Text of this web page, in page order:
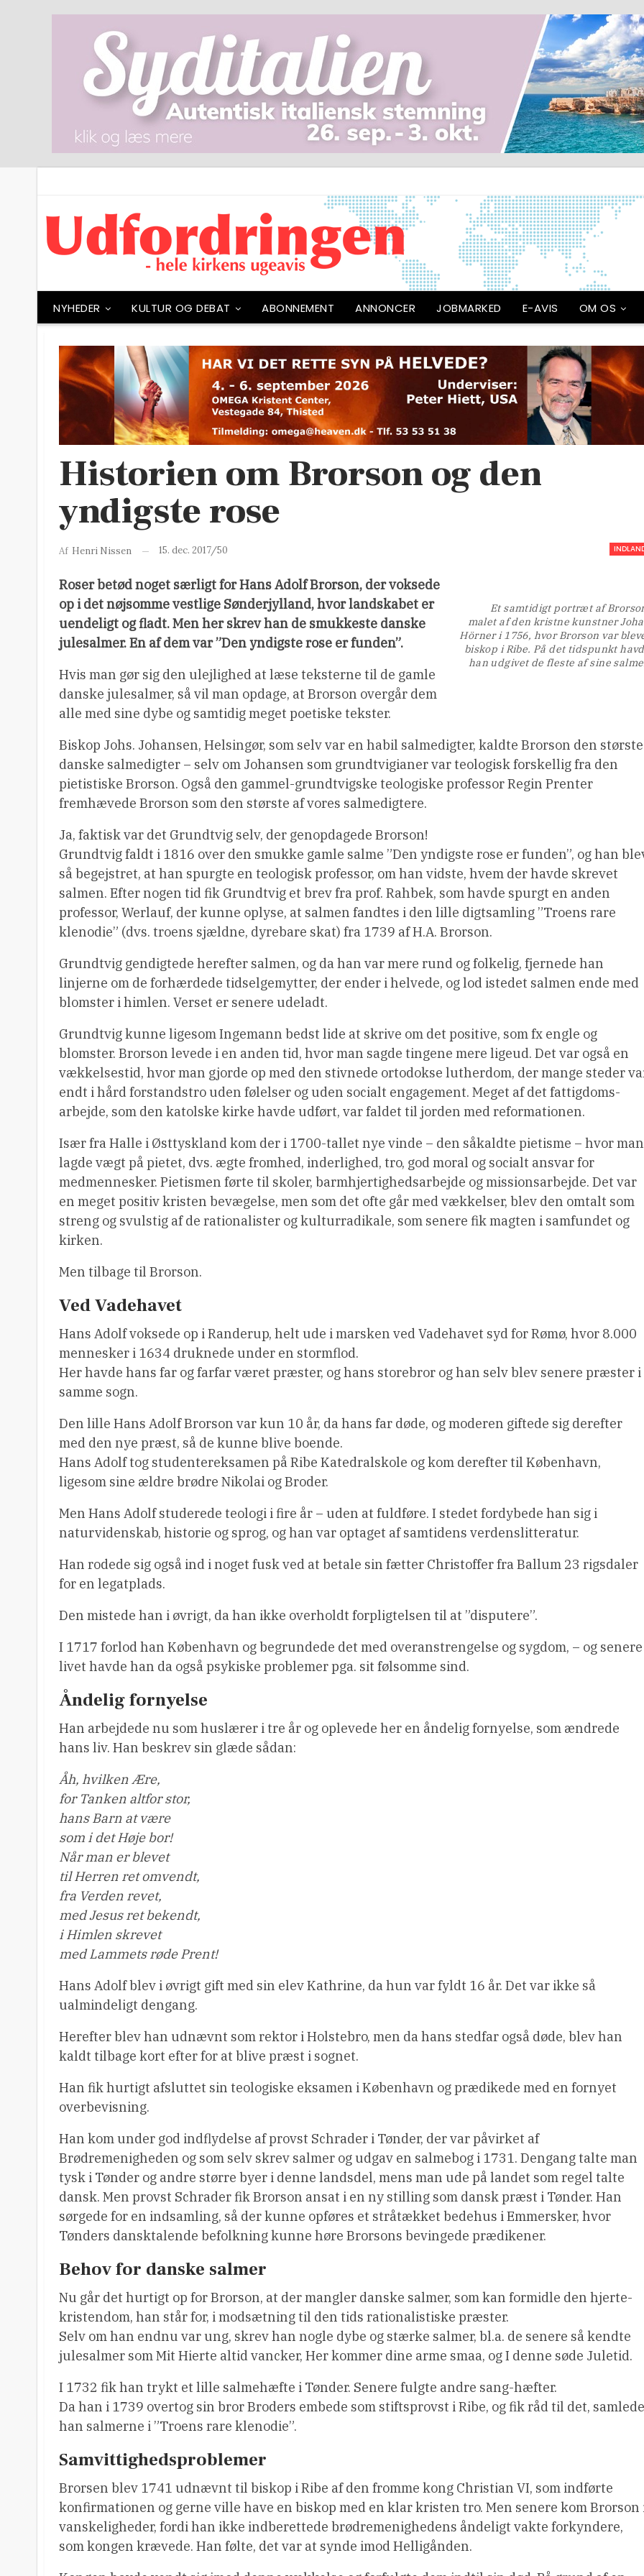
NYHEDER KULTUR OG DEBAT ABONNEMENT ANNONCER JOBMARKED E-AVIS OM OS
Historien om Brorson og den
yndigste rose
Af Henri Nissen 15. dec. 2017/50
Et samtidigt portræt af
malet af den kristne kunstner
Hörner i 1756, hvor Brorson var
biskop i Ribe. På det tidspunkt
han udgivet de fleste af sine
Roser betød noget særligt for Hans Adolf Brorson, der voksede
op i det nøjsomme vestlige Sønderjylland, hvor landskabet er
uendeligt og fladt. Men her skrev han de smukkeste danske
julesalmer. En af dem var ”Den yndigste rose er funden”.
Hvis man gør sig den ulejlighed at læse teksterne til de gamle
danske julesalmer, så vil man opdage, at Brorson overgår dem
alle med sine dybe og samtidig meget poetiske tekster.
Biskop Johs. Johansen, Helsingør, som selv var en habil salmedigter, kaldte Brorson den største
danske salmedigter – selv om Johansen som grundtvigianer var teologisk forskellig fra den
pietistiske Brorson. Også den gammel-grundtvigske teologiske professor Regin Prenter
fremhævede Brorson som den største af vores salmedigtere.
Ja, faktisk var det Grundtvig selv, der genopdagede Brorson!
Grundtvig faldt i 1816 over den smukke gamle salme ”Den yndigste rose er funden”, og han
så begejstret, at han spurgte en teologisk professor, om han vidste, hvem der havde skrevet
salmen. Efter nogen tid fik Grundtvig et brev fra prof. Rahbek, som havde spurgt en anden
professor, Werlauf, der kunne oplyse, at salmen fandtes i den lille digtsamling ”Troens rare
klenodie” (dvs. troens sjældne, dyrebare skat) fra 1739 af H.A. Brorson.
Grundtvig gendigtede herefter salmen, og da han var mere rund og folkelig, fjernede han
linjerne om de forhærdede tidselgemytter, der ender i helvede, og lod istedet salmen ende med
blomster i himlen. Verset er senere udeladt.
Grundtvig kunne ligesom Ingemann bedst lide at skrive om det positive, som fx engle og
blomster. Brorson levede i en anden tid, hvor man sagde tingene mere ligeud. Det var også en
vækkelsestid, hvor man gjorde op med den stivnede ortodokse lutherdom, der mange steder
endt i hård forstandstro uden følelser og uden socialt engagement. Meget af det fattigdoms-
arbejde, som den katolske kirke havde udført, var faldet til jorden med reformationen.
Især fra Halle i Østtyskland kom der i 1700-tallet nye vinde – den såkaldte pietisme – hvor man
lagde vægt på pietet, dvs. ægte fromhed, inderlighed, tro, god moral og socialt ansvar for
medmennesker. Pietismen førte til skoler, barmhjertighedsarbejde og missionsarbejde. Det var
en meget positiv kristen bevægelse, men som det ofte går med vækkelser, blev den omtalt som
streng og svulstig af de rationalister og kulturradikale, som senere fik magten i samfundet og
kirken.
Men tilbage til Brorson.
Ved Vadehavet
Hans Adolf voksede op i Randerup, helt ude i marsken ved Vadehavet syd for Rømø, hvor 8.000
mennesker i 1634 druknede under en stormflod.
Her havde hans far og farfar været præster, og hans storebror og han selv blev senere præster i
samme sogn.
Den lille Hans Adolf Brorson var kun 10 år, da hans far døde, og moderen giftede sig derefter
med den nye præst, så de kunne blive boende.
Hans Adolf tog studentereksamen på Ribe Katedralskole og kom derefter til København,
ligesom sine ældre brødre Nikolai og Broder.
Men Hans Adolf studerede teologi i fire år – uden at fuldføre. I stedet fordybede han sig i
naturvidenskab, historie og sprog, og han var optaget af samtidens verdenslitteratur.
Han rodede sig også ind i noget fusk ved at betale sin fætter Christoffer fra Ballum 23 rigsdaler
for en legatplads.
Den mistede han i øvrigt, da han ikke overholdt forpligtelsen til at ”disputere”.
I 1717 forlod han København og begrundede det med overanstrengelse og sygdom, – og
livet havde han da også psykiske problemer pga. sit følsomme sind.
Åndelig fornyelse
Han arbejdede nu som huslærer i tre år og oplevede her en åndelig fornyelse, som ændrede
hans liv. Han beskrev sin glæde sådan:
Åh, hvilken Ære,
for Tanken altfor stor,
hans Barn at være
som i det Høje bor!
Når man er blevet
til Herren ret omvendt,
fra Verden revet,
med Jesus ret bekendt,
i Himlen skrevet
med Lammets røde Prent!
Hans Adolf blev i øvrigt gift med sin elev Kathrine, da hun var fyldt 16 år. Det var ikke så
ualmindeligt dengang.
Herefter blev han udnævnt som rektor i Holstebro, men da hans stedfar også døde, blev han
kaldt tilbage kort efter for at blive præst i sognet.
Han fik hurtigt afsluttet sin teologiske eksamen i København og prædikede med en fornyet
overbevisning.
Han kom under god indflydelse af provst Schrader i Tønder, der var påvirket af
Brødremenigheden og som selv skrev salmer og udgav en salmebog i 1731. Dengang talte man
tysk i Tønder og andre større byer i denne landsdel, mens man ude på landet som regel talte
dansk. Men provst Schrader fik Brorson ansat i en ny stilling som dansk præst i Tønder. Han
sørgede for en indsamling, så der kunne opføres et stråtækket bedehus i Emmersker, hvor
Tønders dansktalende befolkning kunne høre Brorsons bevingede prædikener.
Behov for danske salmer
Nu går det hurtigt op for Brorson, at der mangler danske salmer, som kan formidle den hjerte-
kristendom, han står for, i modsætning til den tids rationalistiske præster.
Selv om han endnu var ung, skrev han nogle dybe og stærke salmer, bl.a. de senere så kendte
julesalmer som Mit Hierte altid vancker, Her kommer dine arme smaa, og I denne søde Juletid.
I 1732 fik han trykt et lille salmehæfte i Tønder. Senere fulgte andre sang-hæfter.
Da han i 1739 overtog sin bror Broders embede som stiftsprovst i Ribe, og fik råd til det, samlede
han salmerne i ”Troens rare klenodie”.
Samvittighedsproblemer
Brorsen blev 1741 udnævnt til biskop i Ribe af den fromme kong Christian VI, som indførte
konfirmationen og gerne ville have en biskop med en klar kristen tro. Men senere kom Brorson
vanskeligheder, fordi han ikke indberettede brødremenighedens åndeligt vakte forkyndere,
som kongen krævede. Han følte, det var at synde imod Helligånden.